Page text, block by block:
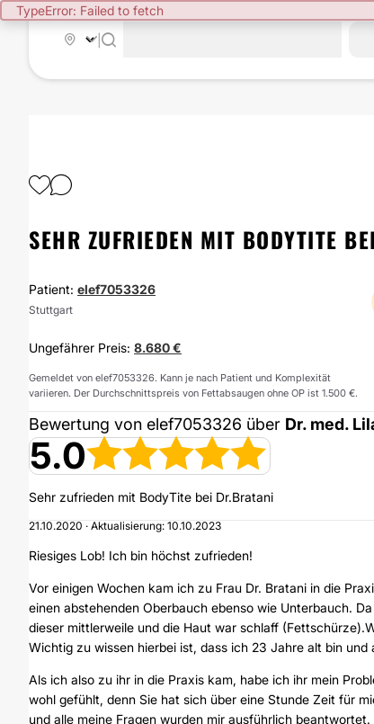
TypeError: Failed to fetch
SEHR ZUFRIEDEN MIT BODYTITE
Patient: elef7053326
Stuttgart
Ungefährer Preis: 8.680 €
Gemeldet von elef7053326. Kann je nach Patient und Komplexität
variieren. Der Durchschnittspreis von Fettabsaugen ohne OP ist 1.500 €.
Bewertung von elef7053326 über Dr. med.
5.0
Sehr zufrieden mit BodyTite bei Dr.Bratani
21.10.2020 · Aktualisierung: 10.10.2023
Riesiges Lob! Ich bin höchst zufrieden!
Vor einigen Wochen kam ich zu Frau Dr. Bratani in die
einen abstehenden Oberbauch ebenso wie Unterbauch.
dieser mittlerweile und die Haut war schlaff
Wichtig zu wissen hierbei ist, dass ich 23 Jahre alt bin und
Als ich also zu ihr in die Praxis kam, habe ich ihr mein
wohl gefühlt, denn Sie hat sich über eine Stunde Zeit für
und alle meine Fragen wurden mir ausführlich